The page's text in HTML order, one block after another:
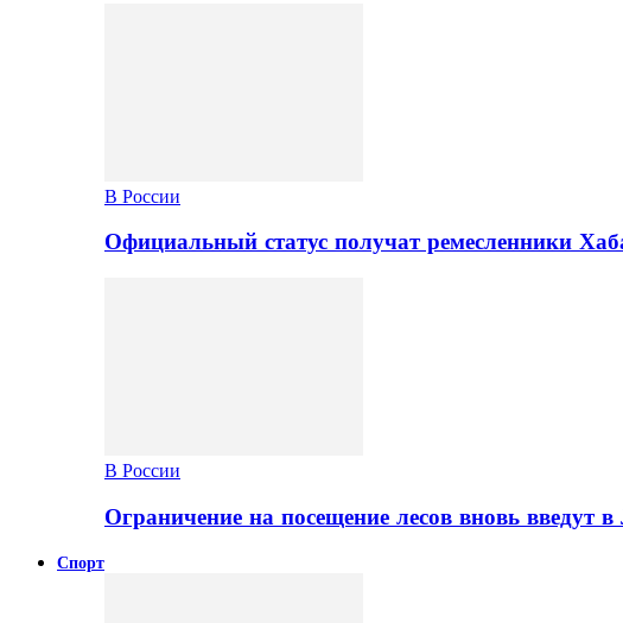
В России
Официальный статус получат ремесленники
В России
Ограничение на посещение лесов вновь введут
Спорт